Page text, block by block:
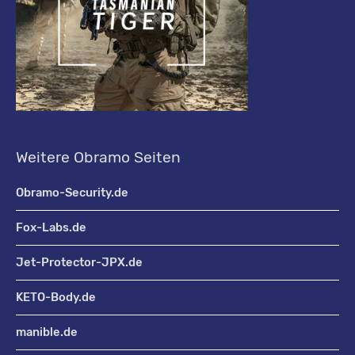
Weitere Obramo Seiten
Obramo-Security.de
Fox-Labs.de
Jet-Protector-JPX.de
KETO-Body.de
manible.de